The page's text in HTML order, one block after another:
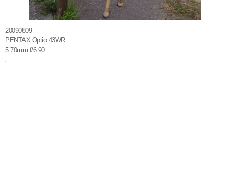
20090809
PENTAX Optio 43WR
5.70mm f/6.90